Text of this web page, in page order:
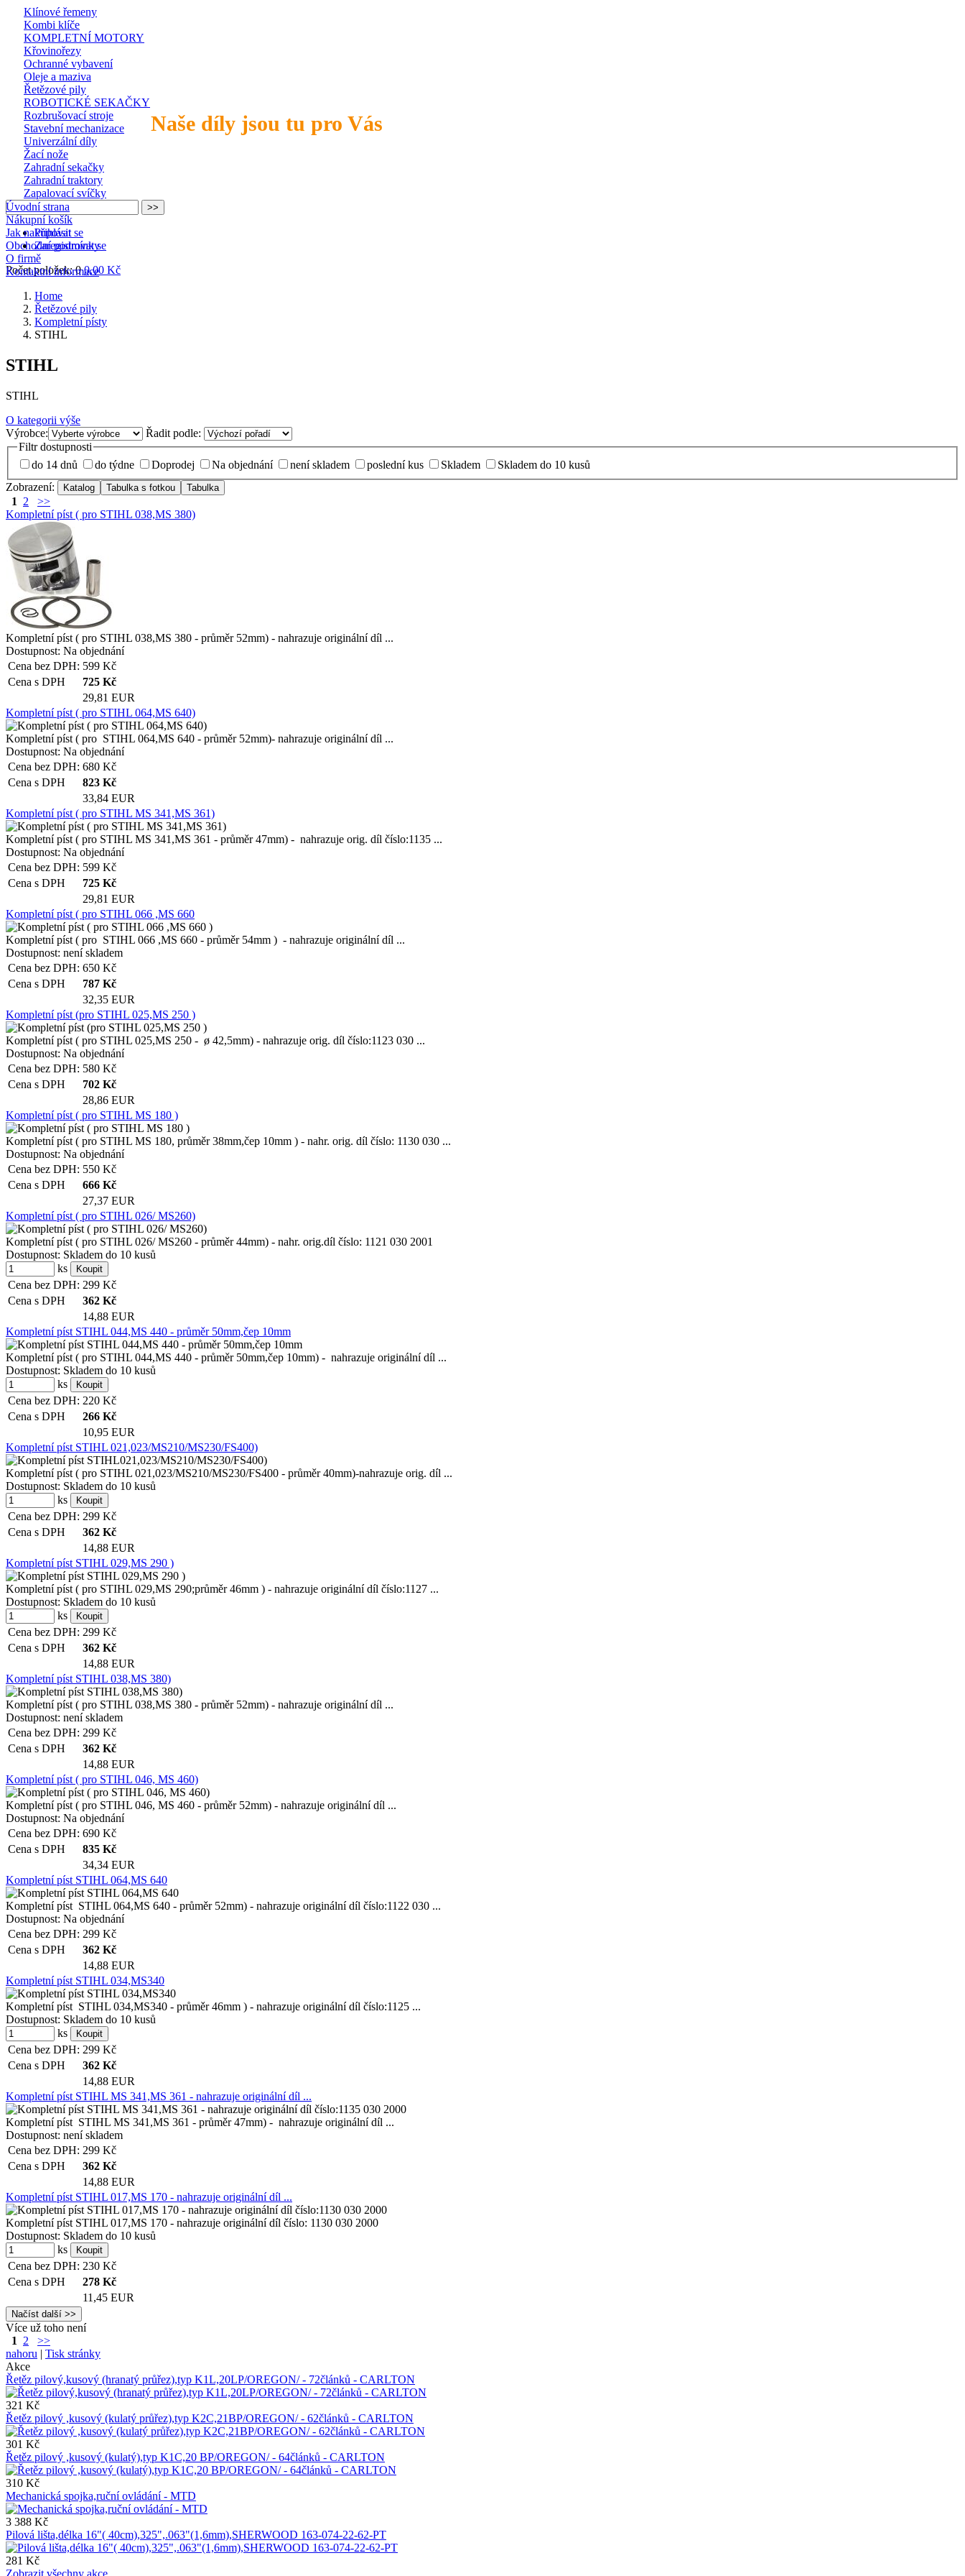
Naše díly jsou tu pro Vás
Klínové řemeny
Kombi klíče
KOMPLETNÍ MOTORY
Křovinořezy
Ochranné vybavení
Oleje a maziva
Řetězové pily
ROBOTICKÉ SEKAČKY
Rozbrušovací stroje
Stavební mechanizace
Univerzální díly
Žací nože
Zahradní sekačky
Zahradní traktory
Zapalovací svíčky
Přihlásit se
Zaregistrovat se
Počet položek: 0 0,00 Kč
Úvodní strana
Nákupní košík
Jak nakupovat
Obchodní podmínky
O firmě
Kontaktní informace
Home
Řetězové pily
Kompletní písty
STIHL
STIHL
STIHL
O kategorii výše
Výrobce:
Řadit podle:
Filtr dostupnosti
do 14 dnů
do týdne Doprodej Na objednání není skladem poslední kus Skladem
Skladem do 10 kusů
Zobrazení:
1 2
>>
Kompletní píst ( pro STIHL 038,MS 380)
Kompletní píst ( pro STIHL 038,MS 380 - průměr 52mm) - nahrazuje originální díl ...
Dostupnost: Na objednání
Cena bez DPH: 599 Kč
Cena s DPH
725 Kč
29,81 EUR
Kompletní píst ( pro STIHL 064,MS 640)
Kompletní píst ( pro STIHL 064,MS 640 - průměr 52mm)- nahrazuje originální díl ...
Dostupnost: Na objednání
Cena bez DPH: 680 Kč
Cena s DPH
823 Kč
33,84 EUR
Kompletní píst ( pro STIHL MS 341,MS 361)
Kompletní píst ( pro STIHL MS 341,MS 361 - průměr 47mm) - nahrazuje orig. díl číslo:1135 ...
Dostupnost: Na objednání
Cena bez DPH: 599 Kč
Cena s DPH
725 Kč
29,81 EUR
Kompletní píst ( pro STIHL 066 ,MS 660
Kompletní píst ( pro STIHL 066 ,MS 660 - průměr 54mm ) - nahrazuje originální díl ...
Dostupnost: není skladem
Cena bez DPH: 650 Kč
Cena s DPH
787 Kč
32,35 EUR
Kompletní píst (pro STIHL 025,MS 250 )
Kompletní píst ( pro STIHL 025,MS 250 - ø 42,5mm) - nahrazuje orig. díl číslo:1123 030 ...
Dostupnost: Na objednání
Cena bez DPH: 580 Kč
Cena s DPH
702 Kč
28,86 EUR
Kompletní píst ( pro STIHL MS 180 )
Kompletní píst ( pro STIHL MS 180, průměr 38mm,čep 10mm ) - nahr. orig. díl číslo: 1130 030 ...
Dostupnost: Na objednání
Cena bez DPH: 550 Kč
Cena s DPH
666 Kč
27,37 EUR
Kompletní píst ( pro STIHL 026/ MS260)
Kompletní píst ( pro STIHL 026/ MS260 - průměr 44mm) - nahr. orig.díl číslo: 1121 030 2001
Dostupnost: Skladem do 10 kusů
ks
Cena bez DPH: 299 Kč
Cena s DPH
362 Kč
14,88 EUR
Kompletní píst STIHL 044,MS 440 - průměr 50mm,čep 10mm
Kompletní píst ( pro STIHL 044,MS 440 - průměr 50mm,čep 10mm) - nahrazuje originální díl ...
Dostupnost: Skladem do 10 kusů
ks
Cena bez DPH: 220 Kč
Cena s DPH
266 Kč
10,95 EUR
Kompletní píst STIHL 021,023/MS210/MS230/FS400)
Kompletní píst ( pro STIHL 021,023/MS210/MS230/FS400 - průměr 40mm)-nahrazuje orig. díl ...
Dostupnost: Skladem do 10 kusů
ks
Cena bez DPH: 299 Kč
Cena s DPH
362 Kč
14,88 EUR
Kompletní píst STIHL 029,MS 290 )
Kompletní píst ( pro STIHL 029,MS 290;průměr 46mm ) - nahrazuje originální díl číslo:1127 ...
Dostupnost: Skladem do 10 kusů
ks
Cena bez DPH: 299 Kč
Cena s DPH
362 Kč
14,88 EUR
Kompletní píst STIHL 038,MS 380)
Kompletní píst ( pro STIHL 038,MS 380 - průměr 52mm) - nahrazuje originální díl ...
Dostupnost: není skladem
Cena bez DPH: 299 Kč
Cena s DPH
362 Kč
14,88 EUR
Kompletní píst ( pro STIHL 046, MS 460)
Kompletní píst ( pro STIHL 046, MS 460 - průměr 52mm) - nahrazuje originální díl ...
Dostupnost: Na objednání
Cena bez DPH: 690 Kč
Cena s DPH
835 Kč
34,34 EUR
Kompletní píst STIHL 064,MS 640
Kompletní píst STIHL 064,MS 640 - průměr 52mm) - nahrazuje originální díl číslo:1122 030 ...
Dostupnost: Na objednání
Cena bez DPH: 299 Kč
Cena s DPH
362 Kč
14,88 EUR
Kompletní píst STIHL 034,MS340
Kompletní píst STIHL 034,MS340 - průměr 46mm ) - nahrazuje originální díl číslo:1125 ...
Dostupnost: Skladem do 10 kusů
ks
Cena bez DPH: 299 Kč
Cena s DPH
362 Kč
14,88 EUR
Kompletní píst STIHL MS 341,MS 361 - nahrazuje originální díl ...
Kompletní píst STIHL MS 341,MS 361 - průměr 47mm) - nahrazuje originální díl ...
Dostupnost: není skladem
Cena bez DPH: 299 Kč
Cena s DPH
362 Kč
14,88 EUR
Kompletní píst STIHL 017,MS 170 - nahrazuje originální díl ...
Kompletní píst STIHL 017,MS 170 - nahrazuje originální díl číslo: 1130 030 2000
Dostupnost: Skladem do 10 kusů
ks
Cena bez DPH: 230 Kč
Cena s DPH
278 Kč
11,45 EUR
Více už toho není
1 2
>>
nahoru | Tisk stránky
Akce
Řetěz pilový,kusový (hranatý průřez),typ K1L,20LP/OREGON/ - 72článků - CARLTON
321 Kč
Řetěz pilový ,kusový (kulatý průřez),typ K2C,21BP/OREGON/ - 62článků - CARLTON
301 Kč
Řetěz pilový ,kusový (kulatý),typ K1C,20 BP/OREGON/ - 64článků - CARLTON
310 Kč
Mechanická spojka,ruční ovládání - MTD
3 388 Kč
Pilová lišta,délka 16"( 40cm),325",.063"(1,6mm),SHERWOOD 163-074-22-62-PT
281 Kč